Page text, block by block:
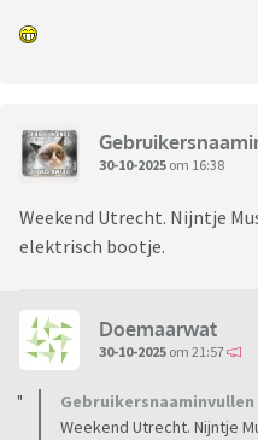
30-10-2025 om 16:38
Weekend Utrecht. Nijntje
elektrisch bootje.
Doemaarwat
30-10-2025 om 21:57
Gebruikersnaaminvullen
Weekend Utrecht. Nijntje